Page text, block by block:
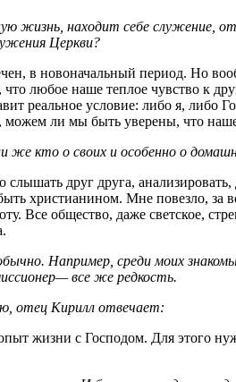
жизнь, находит себе служение,
Церкви?
в новоначальный период. Но
любое наше теплое чувство к
реальное условие: либо я, либо
ли мы быть уверены, что
кто о своих и особенно о
друг друга,
христианином. Мне повезло,
Все общество, даже светское,
Например, среди моих
все же редкость.
отец Кирилл отвечает:
жизни с Господом. Для этого